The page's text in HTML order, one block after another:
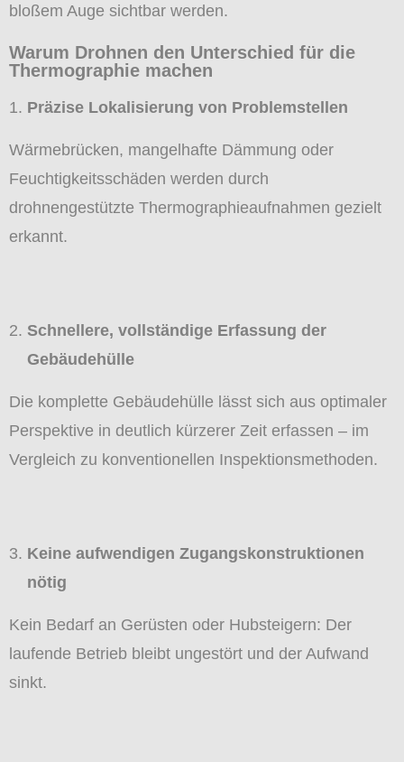
bloßem Auge sichtbar werden.
Warum Drohnen den Unterschied für die
Thermographie machen
Präzise Lokalisierung von Problemstellen
Wärmebrücken, mangelhafte Dämmung oder
Feuchtigkeitsschäden werden durch
drohnengestützte Thermographieaufnahmen gezielt
erkannt.
Schnellere, vollständige Erfassung der
Gebäudehülle
Die komplette Gebäudehülle lässt sich aus optimaler
Perspektive in deutlich kürzerer Zeit erfassen – im
Vergleich zu konventionellen Inspektionsmethoden.
Keine aufwendigen Zugangskonstruktionen
nötig
Kein Bedarf an Gerüsten oder Hubsteigern: Der
laufende Betrieb bleibt ungestört und der Aufwand
sinkt.